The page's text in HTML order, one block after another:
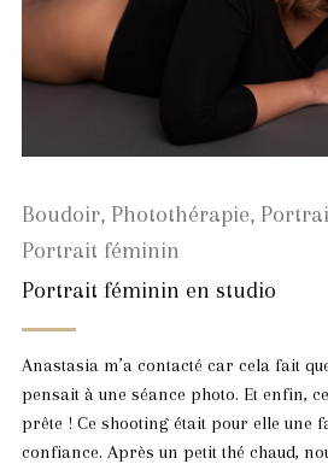
Boudoir, Photothérapie,
Portrait féminin
Portrait féminin en studio
Anastasia m’a contacté car cela fait
pensait à une séance photo. Et enfin,
prête ! Ce shooting était pour elle une
confiance. Après un petit thé chaud,